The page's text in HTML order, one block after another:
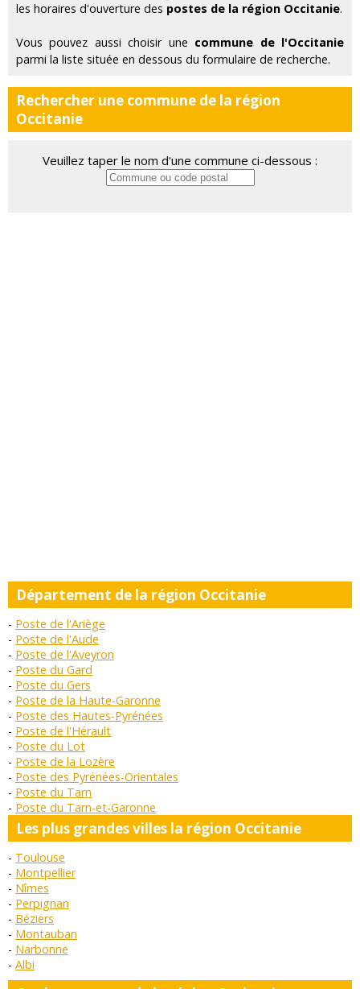
les horaires d'ouverture des postes de la région Occitanie.
Vous pouvez aussi choisir une commune de l'Occitanie
parmi la liste située en dessous du formulaire de recherche.
Rechercher une commune de la région
Occitanie
Veuillez taper le nom d'une commune ci-dessous :
Département de la région Occitanie
Poste de l'Ariège
Poste de l'Aude
Poste de l'Aveyron
Poste du Gard
Poste du Gers
Poste de la Haute-Garonne
Poste des Hautes-Pyrénées
Poste de l'Hérault
Poste du Lot
Poste de la Lozère
Poste des Pyrénées-Orientales
Poste du Tarn
Poste du Tarn-et-Garonne
Les plus grandes villes la région Occitanie
Toulouse
Montpellier
Nîmes
Perpignan
Béziers
Montauban
Narbonne
Albi